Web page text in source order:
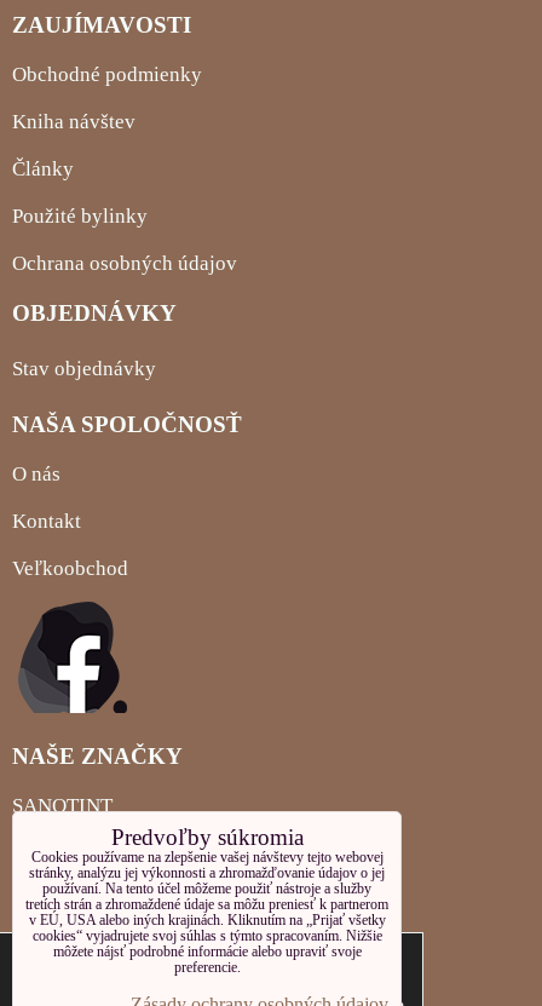
ZAUJÍMAVOSTI
Obchodné podmienky
Kniha návštev
Články
Použité bylinky
Ochrana osobných údajov
OBJEDNÁVKY
Stav objednávky
NAŠA SPOLOČNOSŤ
O nás
Kontakt
Veľkoobchod
NAŠE ZNAČKY
SANOTINT
MIGLIORIN
LOCHERBER PLEŤOVÁ KOZMETIKA
LOCHERBER TELOVÁ KOZMETIKA
LOCHERBER MILANO
Predvoľby súkromia
Cookies používame na zlepšenie vašej návštevy tejto webovej
stránky, analýzu jej výkonnosti a zhromažďovanie údajov o jej
používaní. Na tento účel môžeme použiť nástroje a služby
tretích strán a zhromaždené údaje sa môžu preniesť k partnerom
v EÚ, USA alebo iných krajinách. Kliknutím na „Prijať všetky
cookies“ vyjadrujete svoj súhlas s týmto spracovaním. Nižšie
môžete nájsť podrobné informácie alebo upraviť svoje
preferencie.
Tieto internetové stránky používajú súbory
cookies. Bližšie informácie o používaných